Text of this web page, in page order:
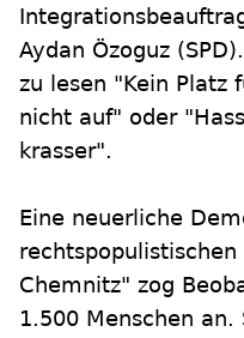
Aydan Özoguz
zu lesen "Kein Platz
nicht auf" oder
krasser".
Eine neuerliche
rechtspopulistischen
Chemnitz" zog
1.500 Menschen